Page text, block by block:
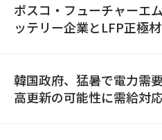
ポスコ・フューチャーエ
ッテリー企業とLFP正極
韓国政府、猛暑で電力需
高更新の可能性に需給対